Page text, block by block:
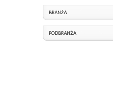
BRANŻA
PODBRANŻA